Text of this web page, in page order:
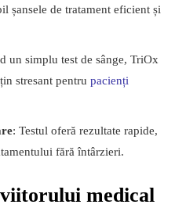
șansele de tratament eficient și
un simplu test de sânge, TriOx
stresant pentru pacienți
: Testul oferă rezultate rapide,
fără întârzieri.
medical